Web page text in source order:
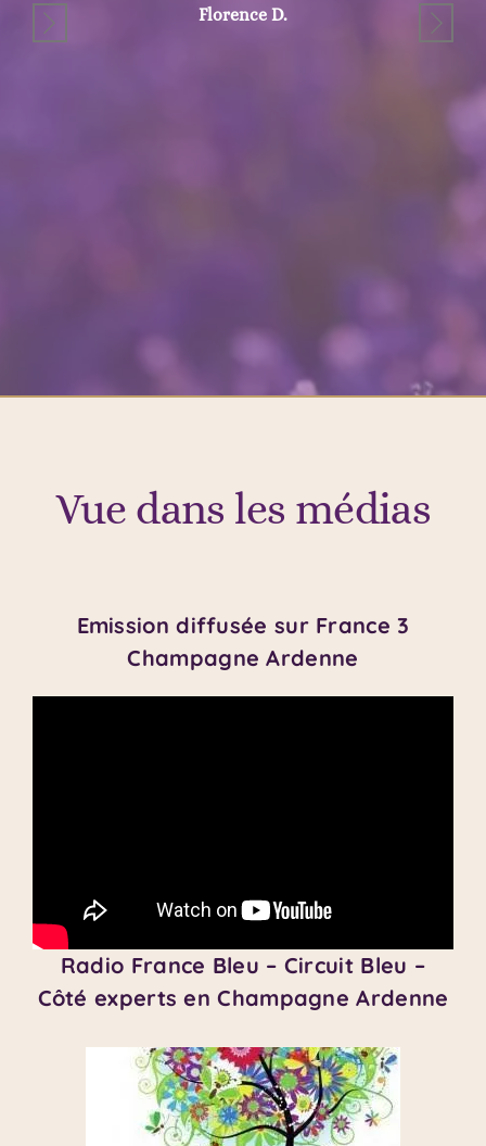
Florence D.
Vue dans les médias
Emission diffusée sur France 3
Champagne Ardenne
Radio France Bleu – Circuit Bleu –
Côté experts en Champagne Ardenne